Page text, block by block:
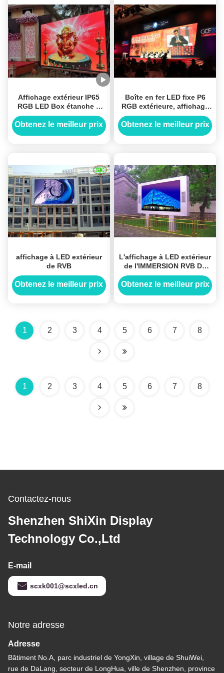
Affichage extérieur IP65
RGB LED Box étanche à
l'eau P5 Epistar Chip
Publicité Garantie de 3 ans
Obtenez le meilleur prix
Boîte en fer LED fixe P6
RGB extérieure, affichage
LED plein couleur pour la
publicité commerciale
Obtenez le meilleur prix
affichage à LED extérieur
de RVB
Obtenez le meilleur prix
L'affichage à LED extérieur
de l'IMMERSION RVB Du
pixel 16mm, grand IP65
imperméabilisent le
panneau de panneau de
Obtenez le meilleur prix
1 2 3 4 5 6 7 8
1 2 3 4 5 6 7 8
Contactez-nous
Shenzhen ShiXin Display
Technology Co.,Ltd
E-mail
scxk001@scxled.cn
Notre adresse
Adresse
Bâtiment No.A, parc industriel de YongXin, village de ShuiWei,
rue de DaLang, secteur de LongHua, ville de Shenzhen, province